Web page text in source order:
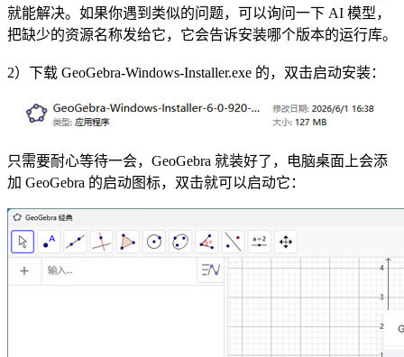
就能解决。如果你遇到类似的问题，可以询问一下 AI 模型，
把缺少的资源名称发给它，它会告诉安装哪个版本的运行库。
2）下载 GeoGebra-Windows-Installer.exe 的，双击启动安装：
只需要耐心等待一会，GeoGebra 就装好了，电脑桌面上会添
加 GeoGebra 的启动图标，双击就可以启动它：